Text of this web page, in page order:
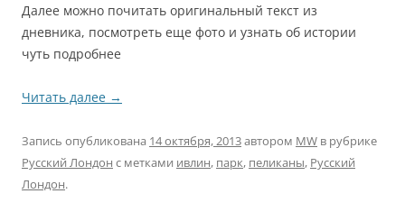
Далее можно почитать оригинальный текст из
дневника, посмотреть еще фото и узнать об истории
чуть подробнее
Читать далее →
Запись опубликована 14 октября, 2013автором MW в рубрике
Русский Лондон с метками ивлин, парк, пеликаны, Русский
Лондон.